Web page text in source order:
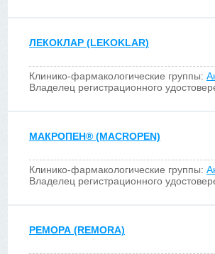
ЛЕКОКЛАР (LEKOKLAR)
Клинико-фармакологические группы:
Владелец регистрационного
МАКРОПЕН® (MACROPEN)
Клинико-фармакологические группы:
Владелец регистрационного
РЕМОРА (REMORA)